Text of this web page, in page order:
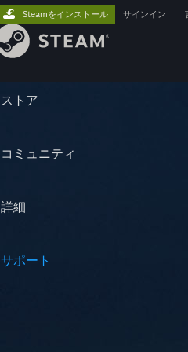
ストア
コミュニティ
詳細
サポート
Steamをインストール サインイン